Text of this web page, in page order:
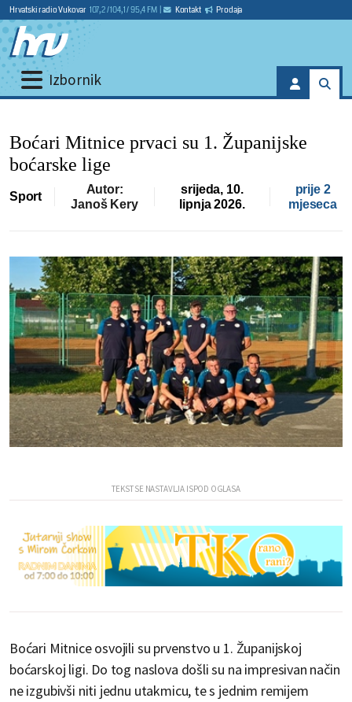
Hrvatski radio Vukovar 107,2 / 104,1 / 95,4 FM Kontakt Prodaja
Izbornik
Boćari Mitnice prvaci su 1. Županijske
boćarske lige
Sport
Autor:
Janoš Kery
srijeda, 10.
lipnja 2026.
prije 2
mjeseca
Boćari Mitnice osvojili su prvenstvo u 1. Županijskoj
boćarskoj ligi. Do tog naslova došli su na impresivan način
ne izgubivši niti jednu utakmicu, te s jednim remijem